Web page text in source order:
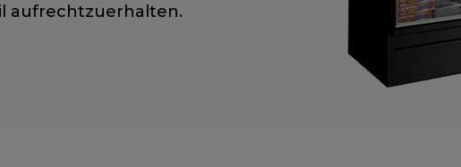
aufrechtzuerhalten.